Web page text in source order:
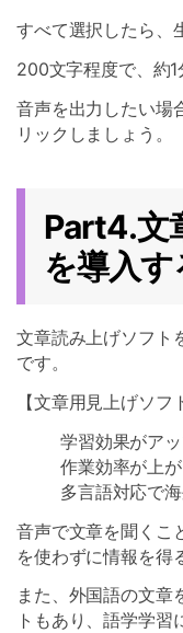
すべて選択したら、
200文字程度で、約1
音声を出力したい場
リックしましょう。
Part4.文
を導入
文章読み上げソフト
です。
【文章用見上げソフ
学習効果がア
作業効率が上
多言語対応で
音声で文章を聞くこ
を使わずに情報を得
また、外国語の文章
トもあり、語学学習